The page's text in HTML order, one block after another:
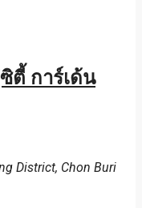
ตี้ การ์เด้น
District, Chon Buri